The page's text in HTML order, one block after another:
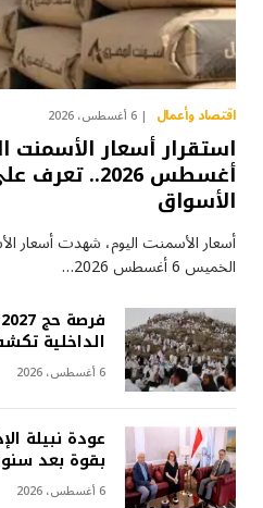
اقتصاد وأعمال 6 أغسطس، 2026
أغسطس
الأسواق
أسعار الأسمنت اليوم، شهدت أسعار
الخميس 6 أغسطس 2026…
الداخلية
6 أغسطس، 2026
عودة نبيلة
بقوة بعد
6 أغسطس، 2026